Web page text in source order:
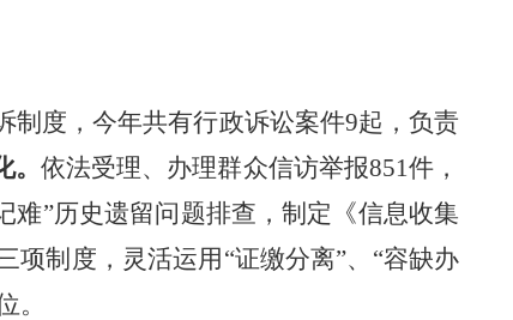
制度，今年共有行政诉讼案件9起，负责
依法受理、办理群众信访举报851件，
难”历史遗留问题排查，制定《信息收集
项制度，灵活运用 “证缴分离”、“容缺办
。